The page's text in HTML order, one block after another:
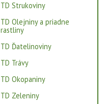
TD Strukoviny
TD Olejniny a priadne
rastliny
TD Ďatelinoviny
TD Trávy
TD Okopaniny
TD Zeleniny